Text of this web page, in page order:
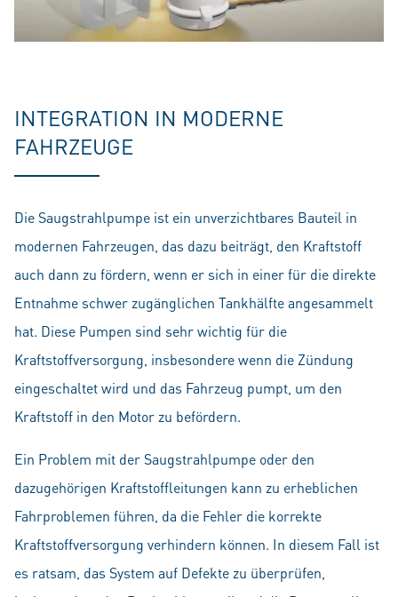
INTEGRATION IN MODERNE
FAHRZEUGE
Die Saugstrahlpumpe ist ein unverzichtbares Bauteil in
modernen Fahrzeugen, das dazu beiträgt, den Kraftstoff
auch dann zu fördern, wenn er sich in einer für die direkte
Entnahme schwer zugänglichen Tankhälfte angesammelt
hat. Diese Pumpen sind sehr wichtig für die
Kraftstoffversorgung, insbesondere wenn die Zündung
eingeschaltet wird und das Fahrzeug pumpt, um den
Kraftstoff in den Motor zu befördern.
Ein Problem mit der Saugstrahlpumpe oder den
dazugehörigen Kraftstoffleitungen kann zu erheblichen
Fahrproblemen führen, da die Fehler die korrekte
Kraftstoffversorgung verhindern können. In diesem Fall ist
es ratsam, das System auf Defekte zu überprüfen,